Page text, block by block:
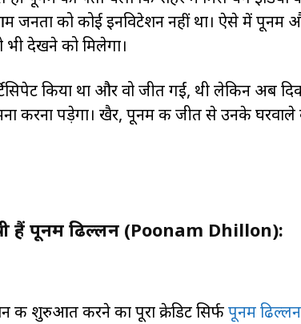
जनता को कोई इनविटेशन नहीं था। ऐसे में पूनम
भी देखने को मिलेगा।
किया था और वो जीत गईं, थी लेकिन अब
करना पड़ेगा। खैर, पूनम की जीत से उनके
हैं पूनम ढिल्लन (Poonam Dhillon):
शुरुआत करने का पूरा क्रेडिट सिर्फपूनम ढिल्लन